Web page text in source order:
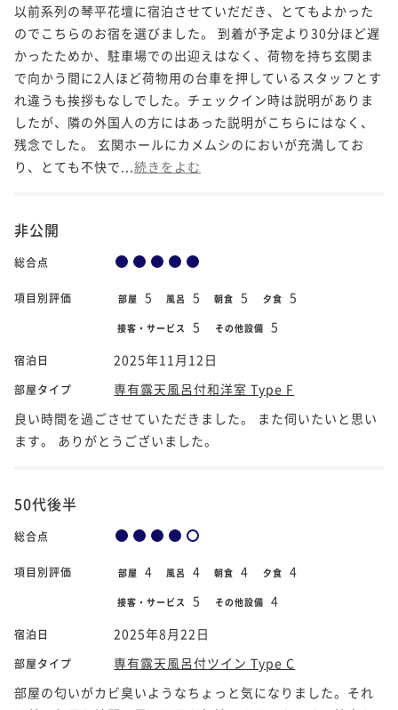
以前系列の琴平花壇に宿泊させていだだき、とてもよかった
のでこちらのお宿を選びました。 到着が予定より30分ほど遅
かったためか、駐車場での出迎えはなく、荷物を持ち玄関ま
で向かう間に2人ほど荷物用の台車を押しているスタッフとす
れ違うも挨拶もなしでした。チェックイン時は説明がありま
したが、隣の外国人の方にはあった説明がこちらにはなく、
残念でした。 玄関ホールにカメムシのにおいが充満してお
り、とても不快で... 続きをよむ
非公開
総合点
項目別評価 部屋 5 風呂 5 朝食 5 夕食 5
接客・サービス 5 その他設備 5
宿泊日 2025年11月12日
部屋タイプ
専有露天風呂付和洋室 Type F
良い時間を過ごさせていただきました。 また伺いたいと思い
ます。 ありがとうございました。
50代後半
総合点
項目別評価 部屋 4 風呂 4 朝食 4 夕食 4
接客・サービス 5 その他設備 4
宿泊日 2025年8月22日
部屋タイプ
専有露天風呂付ツイン Type C
部屋の匂いがカビ臭いようなちょっと気になりました。それ